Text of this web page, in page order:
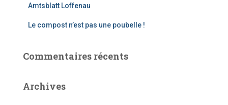
Amtsblatt Loffenau
Le compost n’est pas une poubelle !
Commentaires récents
Archives